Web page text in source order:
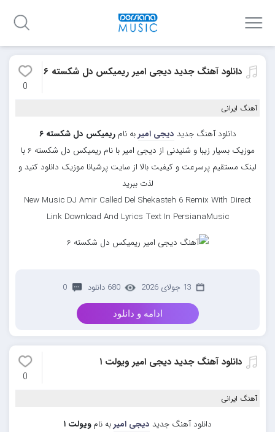
دانلود آهنگ جدید دیجی امیر ریمیکس دل شکسته ۶
0
آهنگ ایرانی
دانلود آهنگ جدید دیجی امیربه نامریمیکس دل شکسته ۶
موزیک بسیار زیبا و شنیدنی از دیجی امیر با نام ریمیکس دل شکسته ۶ با
لینک مستقیم پرسرعت و کیفیت بالا از سایت پرشیانا موزیک دانلود کنید و
لذت ببرید
New Music DJ Amir Called Del Shekasteh 6 Remix With Direct
Link Download And Lyrics Text In PersianaMusic
13 جولای 2026 680 دانلود 0
ادامه و دانلود
دانلود آهنگ جدید دیجی امیر ویولت ۱
0
آهنگ ایرانی
دانلود آهنگ جدید دیجی امیربه نامویولت ۱